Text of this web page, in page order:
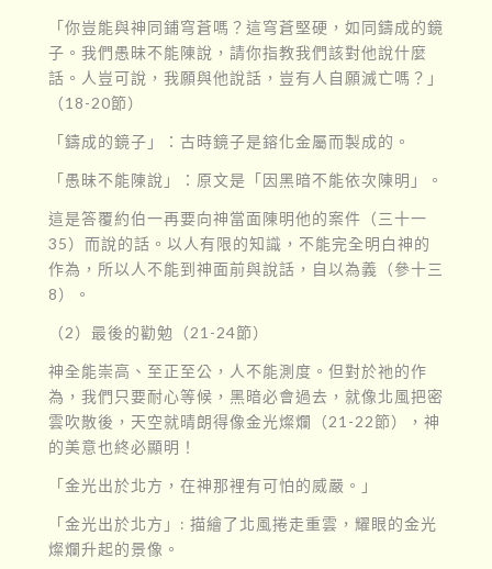
「你豈能與神同鋪穹蒼嗎？這穹蒼堅硬，如同鑄成的鏡
子。我們愚昧不能陳說，請你指教我們該對他說什麼
話。人豈可說，我願與他說話，豈有人自願滅亡嗎？」
（18-20節）
「鑄成的鏡子」：古時鏡子是鎔化金屬而製成的。
「愚昧不能陳說」：原文是「因黑暗不能依次陳明」。
這是答覆約伯一再要向神當面陳明他的案件（三十一
35）而說的話。以人有限的知識，不能完全明白神的
作為，所以人不能到神面前與說話，自以為義（參十三
8）。
（2）最後的勸勉（21-24節）
神全能崇高、至正至公，人不能測度。但對於祂的作
為，我們只要耐心等候，黑暗必會過去，就像北風把密
雲吹散後，天空就晴朗得像金光燦爛（21-22節），神
的美意也終必顯明！
「金光出於北方，在神那裡有可怕的威嚴。」
「金光出於北方」: 描繪了北風捲走重雲，耀眼的金光
燦爛升起的景像。